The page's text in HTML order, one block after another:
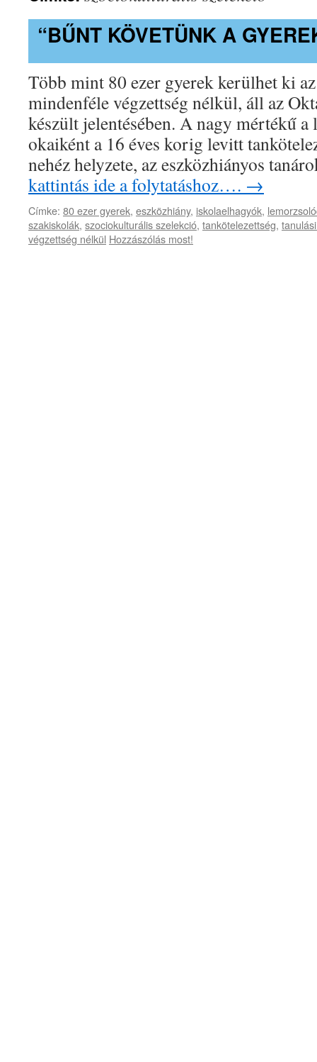
“BŰNT KÖVETÜNK A
Több mint 80 ezer gyerek kerülhet ki
mindenféle végzettség nélkül, áll az
készült jelentésében. A nagy mértékű a
okaiként a 16 éves korig levitt
nehéz helyzete, az eszközhiányos
kattintás ide a folytatáshoz…. →
Címke: 80 ezer gyerek, eszközhiány, iskolaelhagyók,
szakiskolák, szociokulturális szelekció, tankötelezettség,
végzettség nélkül Hozzászólás most!